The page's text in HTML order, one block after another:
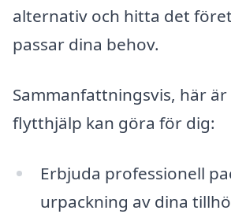
alternativ och hitta det
passar dina behov.
Sammanfattningsvis, här är
flytthjälp kan göra för dig:
Erbjuda professionell
urpackning av dina